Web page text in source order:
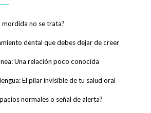
mordida no se trata?
dental que debes dejar de creer
Una relación poco conocida
El pilar invisible de tu salud oral
normales o señal de alerta?